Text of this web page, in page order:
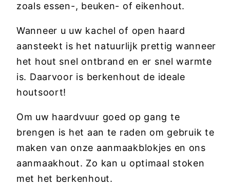
zoals essen-, beuken- of eikenhout.
Wanneer u uw kachel of open haard
aansteekt is het natuurlijk prettig wanneer
het hout snel ontbrand en er snel warmte
is. Daarvoor is berkenhout de ideale
houtsoort!
Om uw haardvuur goed op gang te
brengen is het aan te raden om gebruik te
maken van onze aanmaakblokjes en ons
aanmaakhout. Zo kan u optimaal stoken
met het berkenhout.